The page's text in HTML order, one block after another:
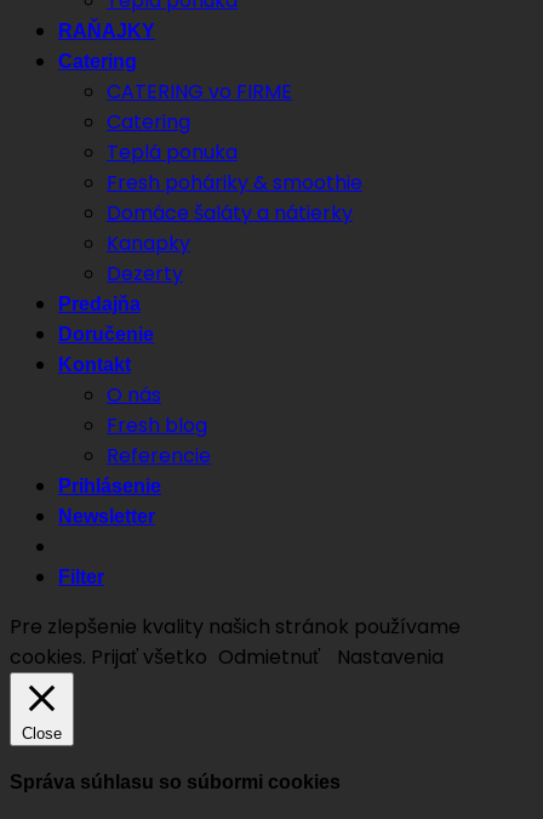
RAŇAJKY
Catering
CATERING vo FIRME
Catering
Teplá ponuka
Fresh poháriky & smoothie
Domáce šaláty a nátierky
Kanapky
Dezerty
Predajňa
Doručenie
Kontakt
O nás
Fresh blog
Referencie
Prihlásenie
Newsletter
Filter
Pre zlepšenie kvality našich stránok používame
cookies. Prijať všetko Odmietnuť Nastavenia
Close
Správa súhlasu so súbormi cookies